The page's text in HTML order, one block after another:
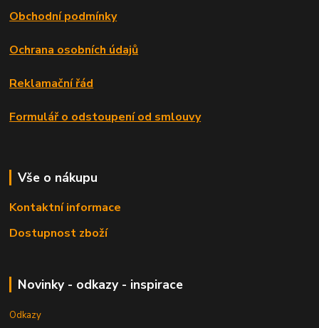
Obchodní podmínky
Ochrana osobních údajů
Reklamační řád
Formulář o odstoupení od smlouvy
Vše o nákupu
Kontaktní informace
Dostupnost zboží
Novinky - odkazy - inspirace
Odkazy